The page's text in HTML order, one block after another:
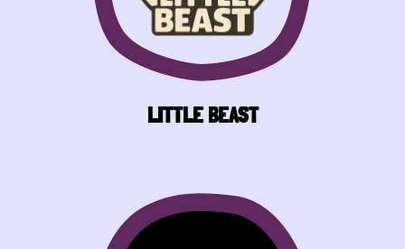
LITTLE BEAST